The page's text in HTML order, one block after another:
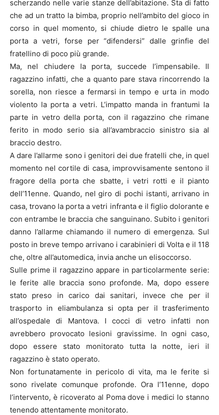
scherzando nelle varie stanze dell’abitazione. Sta di fatto
che ad un tratto la bimba, proprio nell’ambito del gioco in
corso in quel momento, si chiude dietro le spalle una
porta a vetri, forse per “difendersi” dalle grinfie del
fratellino di poco più grande.
Ma, nel chiudere la porta, succede l’impensabile. Il
ragazzino infatti, che a quanto pare stava rincorrendo la
sorella, non riesce a fermarsi in tempo e urta in modo
violento la porta a vetri. L’impatto manda in frantumi la
parte in vetro della porta, con il ragazzino che rimane
ferito in modo serio sia all’avambraccio sinistro sia al
braccio destro.
A dare l’allarme sono i genitori dei due fratelli che, in quel
momento nel cortile di casa, improvvisamente sentono il
fragore della porta che sbatte, i vetri rotti e il pianto
dell’11enne. Quando, nel giro di pochi istanti, arrivano in
casa, trovano la porta a vetri infranta e il figlio dolorante e
con entrambe le braccia che sanguinano. Subito i genitori
danno l’allarme chiamando il numero di emergenza. Sul
posto in breve tempo arrivano i carabinieri di Volta e il 118
che, oltre all’automedica, invia anche un elisoccorso.
Sulle prime il ragazzino appare in particolarmente serie:
le ferite alle braccia sono profonde. Ma, dopo essere
stato preso in carico dai sanitari, invece che per il
trasporto in eliambulanza si opta per il trasferimento
all’ospedale di Mantova. I cocci di vetro infatti non
avrebbero provocato lesioni gravissime. In ogni caso,
dopo essere stato monitorato tutta la notte, ieri il
ragazzino è stato operato.
Non fortunatamente in pericolo di vita, ma le ferite si
sono rivelate comunque profonde. Ora l’11enne, dopo
l’intervento, è ricoverato al Poma dove i medici lo stanno
tenendo attentamente monitorato.